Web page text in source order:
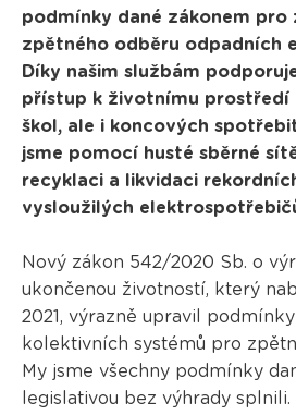
podmínky dané zákonem pro
zpětného odběru odpadních
Díky našim službám
přístup k životnímu prostředí
škol, ale i koncových
jsme pomocí husté sběrné
recyklaci a likvidaci
vysloužilých
Nový zákon 542/2020 Sb. o
ukončenou životností, který
2021, výrazně upravil
kolektivních systémů pro
My jsme všechny podmínky
legislativou bez výhrady